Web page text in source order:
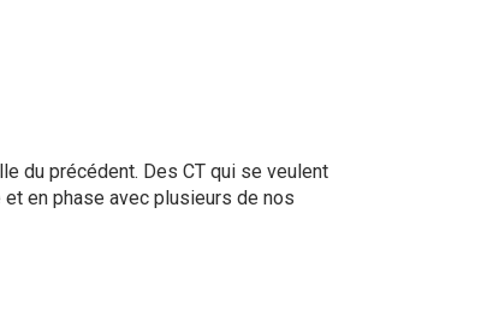
du précédent. Des CT qui se veulent
en phase avec plusieurs de nos